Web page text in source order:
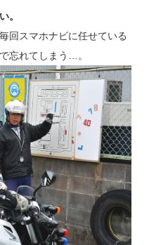
。
回スマホナビに任せている
忘れてしまう…。